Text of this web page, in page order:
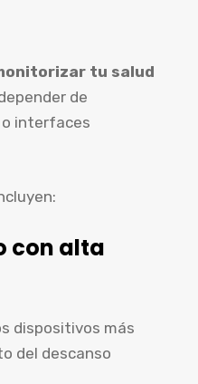
tu salud
de
interfaces
con alta
dispositivos más
del descanso